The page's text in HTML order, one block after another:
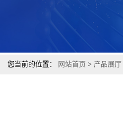
您当前的位置： 网站首页 > 产品展厅